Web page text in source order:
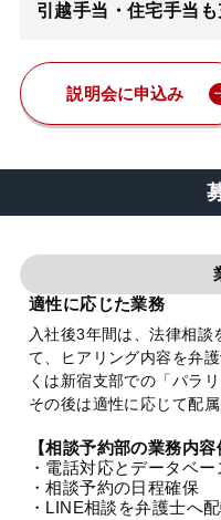
引越手当・住宅手当
説明会に申込み
適性に応じた業務
入社後3年間は、法律相談
て、ヒアリング内容を弁
くは新宿支部での「パラ
その後は適性に応じて配
【相談予約部の業務内容
・電話対応とデータベー
・相談予約の日程確保
・LINE相談を弁護士へ
弁護士・税理士
お知らせ
特設サイト
法人グループ